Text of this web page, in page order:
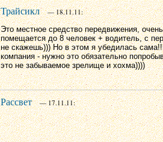
Трайсикл
— 18.11.11:
Это местное средство передвижения,
помещается до 8 человек + водитель, с
не скажешь))) Но в этом я убедилась
компания - нужно это обязательно
это не забываемое зрелище и хохма))))
Рассвет — 17.11.11: